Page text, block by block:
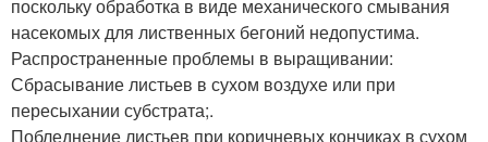
поскольку обработка в виде механического смывания
насекомых для лиственных бегоний недопустима.
Распространенные проблемы в выращивании:
Сбрасывание листьев в сухом воздухе или при
пересыхании субстрата;.
Побледнение листьев при коричневых кончиках в сухом